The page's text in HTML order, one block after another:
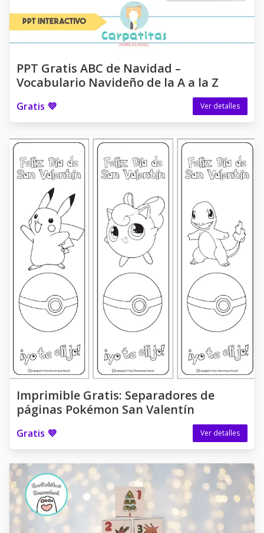
PPT Gratis ABC de Navidad –
Vocabulario Navideño de la A a la Z
Gratis 💜 Ver detalles
Imprimible Gratis: Separadores de
páginas Pokémon San Valentín
Gratis 💜 Ver detalles